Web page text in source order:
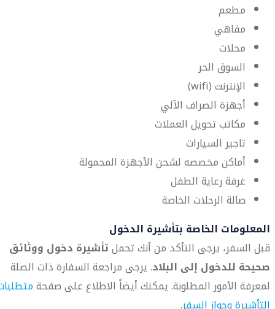
مطعم
مقاهي
محلات
السوق الحر
الإنترنت (wifi)
أجهزة الصراف الآلي
مكاتب تحويل العملات
تاجير السيارات
أماكن مخصصه لشحن الأجهزة المحمولة
غرفة رعاية الطفل
صالة الرحلات الخاصة
المعلومات الخاصة بتأشيرة الدخول
قبل السفر، يرجى التأكد من أنك تحملتأشيرة دخول ووثائق
صحيحة للدخول إلى البلاد. يرجى مراجعة السفارة ذات الصلة
لمعرفة الأمور المطلوبة. يمكنك أيضاً الاطلاع على صفحة
التأشيرة وجواز السفر.